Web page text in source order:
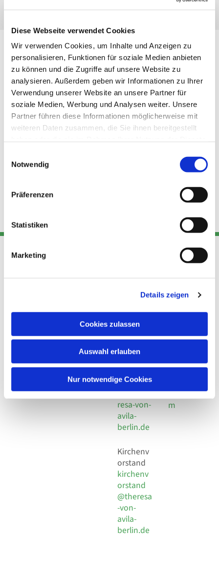
Diese Webseite verwendet Cookies
Wir verwenden Cookies, um Inhalte und Anzeigen zu
personalisieren, Funktionen für soziale Medien anbieten
zu können und die Zugriffe auf unsere Website zu
analysieren. Außerdem geben wir Informationen zu Ihrer
Verwendung unserer Website an unsere Partner für
soziale Medien, Werbung und Analysen weiter. Unsere
Partner führen diese Informationen möglicherweise mit
weiteren Daten zusammen, die Sie ihnen bereitgestellt
Notwendig
Präferenzen
Statistiken
Marketing
Details zeigen
Cookies zulassen
Auswahl erlauben
Nur notwendige Cookies
Ahrensfelder Chaussee 79-81, 13057 Berlin
Adresse
Kirchengemeinde Pfarrei
Hl. Theresa von Avila Berlin
Leitender Pfarrer - Norbert
Behaimstr. 39
Kont
Telefon
+49 30
924 64 28
Fax +49
30 924 54
18
E-Mail
info@the
resa-von-
avila-
berlin.de
Kirchenv
orstand
kirchenv
orstand
@theresa
-von-
avila-
berlin.de
Links
Datensch
utz
Social
Impressu
m